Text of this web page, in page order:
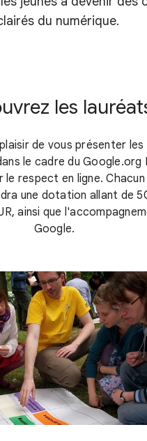
du numérique.
les
de vous présenter
le cadre du Google.org
le respect en ligne.
une dotation allant de
ainsi que
Google.